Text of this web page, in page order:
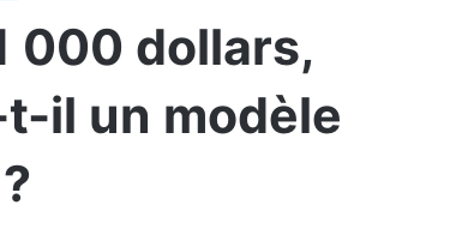
000 dollars,
il un modèle